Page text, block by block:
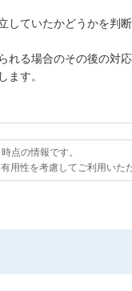
していたかどうかを判
れる場合のその後の対
ます。
点の情報です。
用性を考慮してご利用いた